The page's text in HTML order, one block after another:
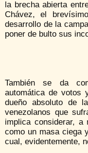
la brecha abierta
Chávez, el
desarrollo de la
poner de bulto sus
También se da
automática de votos
dueño absoluto de
venezolanos que
implica considerar,
como un masa ciega
cual, evidentemente,